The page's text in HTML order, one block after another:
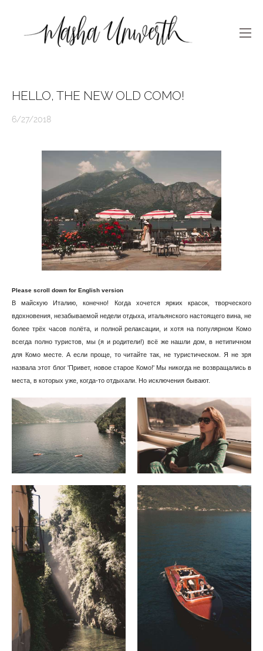
HELLO, THE NEW OLD COMO!
6/27/2018
Please scroll down for English version
В майскую Италию, конечно! Когда хочется ярких красок, творческого
вдохновения, незабываемой недели отдыха, итальянского настоящего вина, не
более трёх часов полёта, и полной релаксации, и хотя на популярном Комо
всегда полно туристов, мы (я и родители!) всё же нашли дом, в нетипичном
для Комо месте. А если проще, то читайте так, не туристическом. Я не зря
назвала этот блог 'Привет, новое старое Комо!' Мы никогда не возвращались в
места, в которых уже, когда-то отдыхали. Но исключения бывают.